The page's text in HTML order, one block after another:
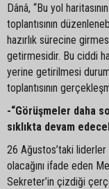
Dânâ, “Bu yol
toplantısının
hazırlık sürecine
getirmesidir. Bu ciddi
yerine getirilmesi
toplantısının
-“Görüşmeler daha
sıklıkta devam
26 Ağustos’taki liderler
olacağını ifade eden
Sekreter’in çizdiği